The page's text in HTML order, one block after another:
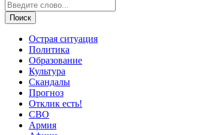
Острая ситуация
Политика
Образование
Культура
Скандалы
Прогноз
Отклик есть!
СВО
Армия